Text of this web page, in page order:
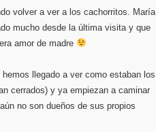
volver a ver a los cachorritos. María
mucho desde la última visita y que
amor de madre
llegado a ver como estaban los
cerrados) y ya empiezan a caminar
no son dueños de sus propios